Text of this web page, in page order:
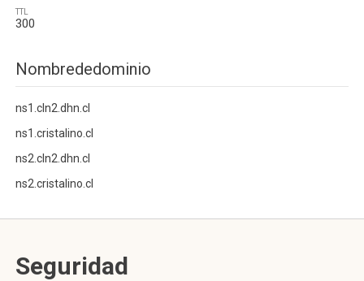
TTL
300
Nombrededominio
ns1.cln2.dhn.cl
ns1.cristalino.cl
ns2.cln2.dhn.cl
ns2.cristalino.cl
Seguridad